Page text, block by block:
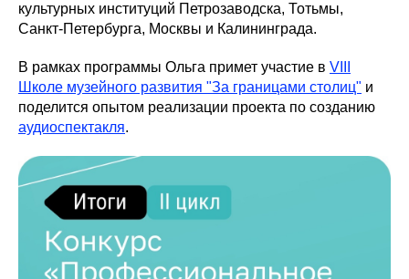
культурных институций Петрозаводска, Тотьмы,
Санкт-Петербурга, Москвы и Калининграда.
В рамках программы Ольга примет участие в VIII
Школе музейного развития "За границами столиц" и
поделится опытом реализации проекта по созданию
аудиоспектакля.